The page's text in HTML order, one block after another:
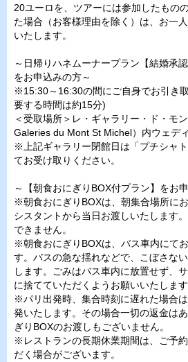
20ユーロを、ツアーには参加したもの
た場合（お客様理由を除く）は、お一
いたします。
～日帰りハネムーナープラン【結婚承
をお申込みの方～
※15:30～16:30の間にご自身でお引き
要する時間は約15分)
＜受取場所＞レ・ギャラリー・ド・モ
Galeries du Mont St Michel）内ウェデ
※上記ギャラリー閉館日は「プチシャ
てお受け取りください。
～【朝食おにぎりBOX付プラン】をお
※朝食おにぎりBOXは、朝集合場所に
シスタントから当日お渡しいたします
できません。
※朝食おにぎりBOXは、バス車内にて
す。バスの急な揺れなどで、こぼさな
します。ごみはバス車内に放置せず、
に捨てていただくようお願いいたします
※パリ出発時、集合時刻に遅れた場合
発いたします。その場合一切の返金は
ぎりBOXのお渡しもございません。
※レストランの長期休業期間は、ご予
だく場合がございます。